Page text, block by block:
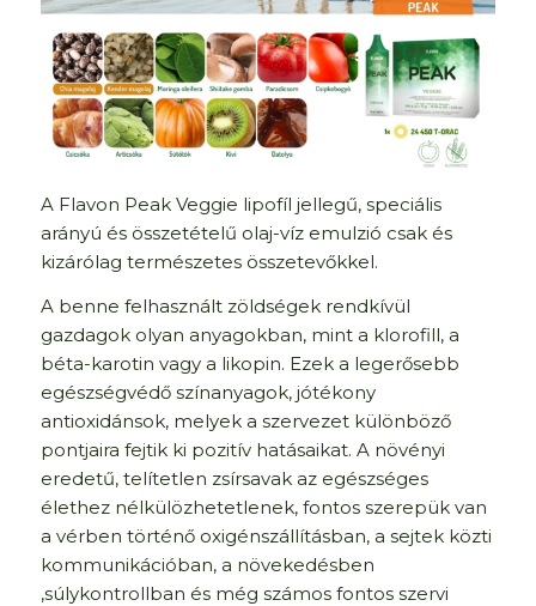
A Flavon Peak Veggie lipofíl jellegű, speciális
arányú és összetételű olaj-víz emulzió csak és
kizárólag természetes összetevőkkel.
A benne felhasznált zöldségek rendkívül
gazdagok olyan anyagokban, mint a klorofill, a
béta-karotin vagy a likopin. Ezek a legerősebb
egészségvédő színanyagok, jótékony
antioxidánsok, melyek a szervezet különböző
pontjaira fejtik ki pozitív hatásaikat. A növényi
eredetű, telítetlen zsírsavak az egészséges
élethez nélkülözhetetlenek, fontos szerepük van
a vérben történő oxigénszállításban, a sejtek közti
kommunikációban, a növekedésben
,súlykontrollban és még számos fontos szervi